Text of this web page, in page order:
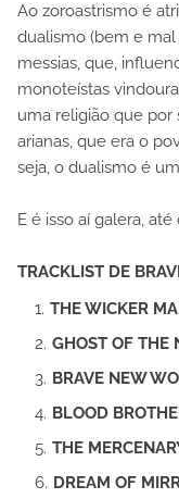
Ao zoroastrismo é
dualismo (bem e mal
messias, que,
monoteístas
uma religião que por
arianas, que era o
seja, o dualismo é
E é isso aí galera,
TRACKLIST DE
THE WICKER
GHOST OF THE
BRAVE NEW
BLOOD
THE
DREAM OF